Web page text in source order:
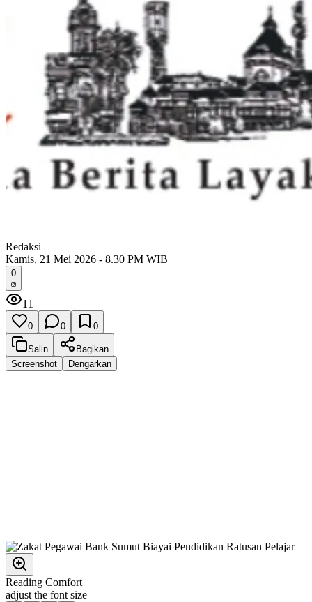
Redaksi
Kamis, 21 Mei 2026 - 8.30 PM WIB
0
11
0 0 0
Salin
Bagikan
Screenshot
Dengarkan
Reading Comfort
adjust the font size